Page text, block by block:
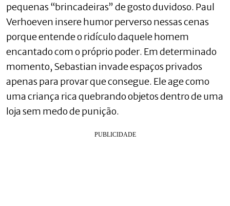
pequenas “brincadeiras” de gosto duvidoso. Paul
Verhoeven insere humor perverso nessas cenas
porque entende o ridículo daquele homem
encantado com o próprio poder. Em determinado
momento, Sebastian invade espaços privados
apenas para provar que consegue. Ele age como
uma criança rica quebrando objetos dentro de uma
loja sem medo de punição.